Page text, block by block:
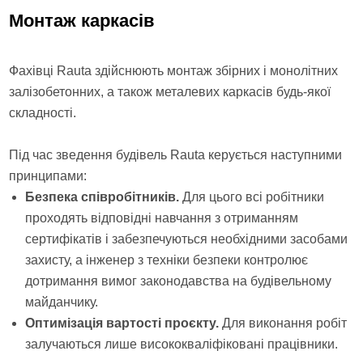
Монтаж каркасів
Фахівці Rauta здійснюють монтаж збірних і монолітних
залізобетонних, а також металевих каркасів будь-якої
складності.
Під час зведення будівель Rauta керується наступними
принципами:
Безпека співробітників. Для цього всі робітники
проходять відповідні навчання з отриманням
сертифікатів і забезпечуються необхідними засобами
захисту, а інженер з техніки безпеки контролює
дотримання вимог законодавства на будівельному
майданчику.
Оптимізація вартості проєкту. Для виконання робіт
залучаються лише висококваліфіковані працівники.